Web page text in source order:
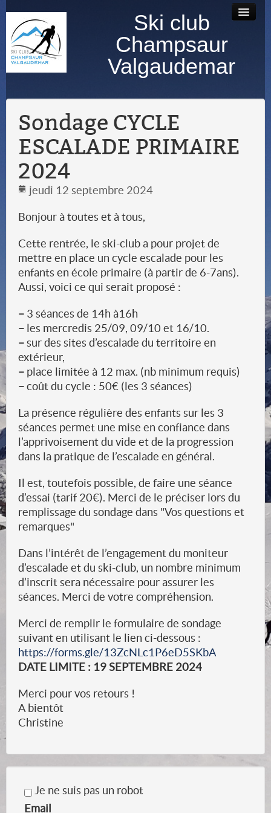
Ski club
Champsaur
Valgaudemar
Accueil Contact
photos
Sondage CYCLE
ESCALADE PRIMAIRE
2024
jeudi 12 septembre 2024
Bonjour à toutes et à tous,
Cette rentrée, le ski-club a pour projet de
mettre en place un cycle escalade pour les
enfants en école primaire (à partir de 6-7ans).
Aussi, voici ce qui serait proposé :
– 3 séances de 14h à16h
– les mercredis 25/09, 09/10 et 16/10.
–sur des sites d’escalade du territoire en
extérieur,
– place limitée à 12 max. (nb minimum requis)
–coût du cycle : 50€ (les 3 séances)
La présence régulière des enfants sur les 3
séances permet une mise en confiance dans
l’apprivoisement du vide et de la progression
dans la pratique de l’escalade en général.
Il est, toutefois possible, de faire une séance
d’essai (tarif 20€). Merci de le préciser lors du
remplissage du sondage dans "Vos questions et
remarques"
Dans l’intérêt de l’engagement du moniteur
d’escalade et du ski-club, un nombre minimum
d’inscrit sera nécessaire pour assurer les
séances. Merci de votre compréhension.
Merci de remplir le formulaire de sondage
suivant en utilisant le lien ci-dessous :
https://forms.gle/13ZcNLc1P6eD5SKbA
DATE LIMITE : 19 SEPTEMBRE 2024
Merci pour vos retours !
A bientôt
Christine
Je ne suis pas un robot
Email